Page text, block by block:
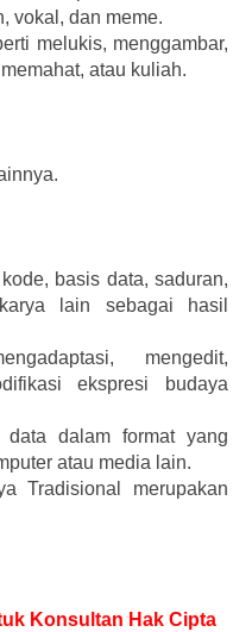
vokal, dan meme.
melukis, menggambar,
atau kuliah.
basis data, saduran,
lain sebagai hasil
mengedit,
ekspresi budaya
data dalam format yang
atau media lain.
Tradisional merupakan
Konsultan Hak Cipta